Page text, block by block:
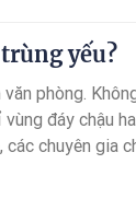
yếu?
phòng.
đáy chậu
chuyên gia
không